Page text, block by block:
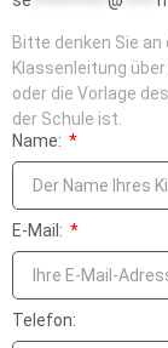
Bitte denken Sie
Klassenleitung
oder die Vorlage
der Schule ist.
Name:
E-Mail:
Telefon: